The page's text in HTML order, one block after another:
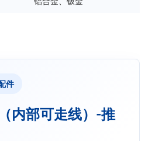
件
内部可走线）-推